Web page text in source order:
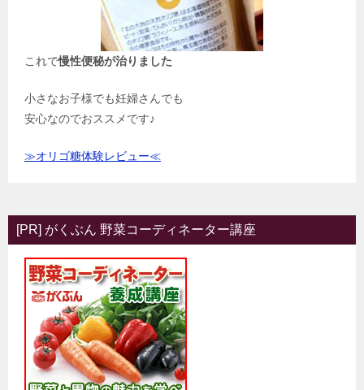
これで慢性便秘が治りました
小さなお子様でも妊婦さんでも
安心なのでおススメです♪
≫オリゴ糖体験レビュー≪
[PR] がくぶん 野菜コーディネーター講座